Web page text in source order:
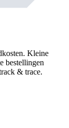
Kleine
bestellingen
& trace.